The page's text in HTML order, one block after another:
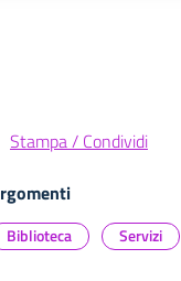
Stampa / Condividi
Biblioteca Servizi